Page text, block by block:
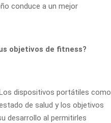
conduce a un mejor
objetivos de fitness?
dispositivos portátiles como
de salud y los objetivos
desarrollo al permitirles